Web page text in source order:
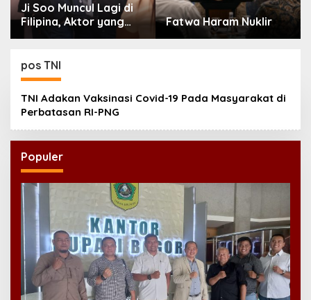
Ji Soo Muncul Lagi di
Filipina, Aktor yang
Hilang dari Korea Kini
Fatwa Haram Nuklir
pos TNI
TNI Adakan Vaksinasi Covid-19 Pada Masyarakat di
Perbatasan RI-PNG
Populer